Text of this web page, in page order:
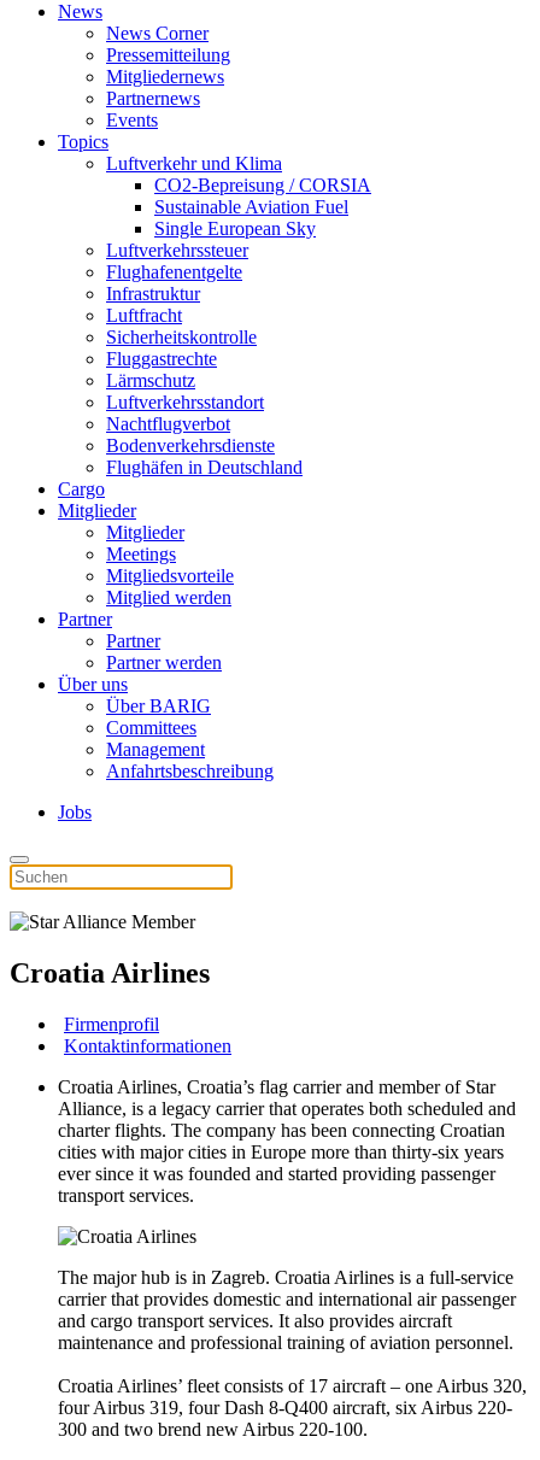
News
News Corner
Pressemitteilung
Mitgliedernews
Partnernews
Events
Topics
Luftverkehr und Klima
CO2-Bepreisung / CORSIA
Sustainable Aviation Fuel
Single European Sky
Luftverkehrssteuer
Flughafenentgelte
Infrastruktur
Luftfracht
Sicherheitskontrolle
Fluggastrechte
Lärmschutz
Luftverkehrsstandort
Nachtflugverbot
Bodenverkehrsdienste
Flughäfen in Deutschland
Cargo
Mitglieder
Mitglieder
Meetings
Mitgliedsvorteile
Mitglied werden
Partner
Partner
Partner werden
Über uns
Über BARIG
Committees
Management
Anfahrtsbeschreibung
Jobs
Croatia Airlines
Firmenprofil
Kontaktinformationen
Croatia Airlines, Croatia’s flag carrier and member of Star
Alliance, is a legacy carrier that operates both scheduled and
charter flights. The company has been connecting Croatian
cities with major cities in Europe more than thirty-six years
ever since it was founded and started providing passenger
transport services.
The major hub is in Zagreb. Croatia Airlines is a full-service
carrier that provides domestic and international air passenger
and cargo transport services. It also provides aircraft
maintenance and professional training of aviation personnel.
Croatia Airlines’ fleet consists of 17 aircraft – one Airbus 320,
four Airbus 319, four Dash 8-Q400 aircraft, six Airbus 220-
300 and two brend new Airbus 220-100.